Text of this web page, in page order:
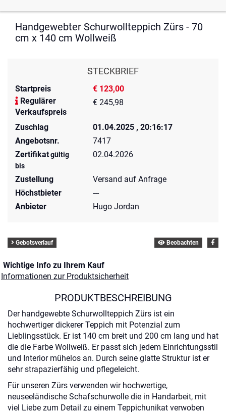
Handgewebter Schurwollteppich Zürs - 70
cm x 140 cm Wollweiß
STECKBRIEF
Startpreis
€ 123,00
Regulärer
Verkaufspreis
€ 245,98
Zuschlag
01.04.2025 , 20:16:17
Angebotsnr.
7417
Zertifikatgültig
bis
02.04.2026
Zustellung
Versand auf Anfrage
Höchstbieter
---
Anbieter
Hugo Jordan
Gebotsverlauf Beobachten
Wichtige Info zu Ihrem Kauf
Informationen zur Produktsicherheit
PRODUKTBESCHREIBUNG
Der handgewebte Schurwollteppich Zürs ist ein
hochwertiger dickerer Teppich mit Potenzial zum
Lieblingsstück. Er ist 140 cm breit und 200 cm lang und hat
die die Farbe Wollweiß. Er passt sich jedem Einrichtungsstil
und Interior mühelos an. Durch seine glatte Struktur ist er
sehr strapazierfähig und pflegeleicht.
Für unseren Zürs verwenden wir hochwertige,
neuseeländische Schafschurwolle die in Handarbeit, mit
viel Liebe zum Detail zu einem Teppichunikat verwoben